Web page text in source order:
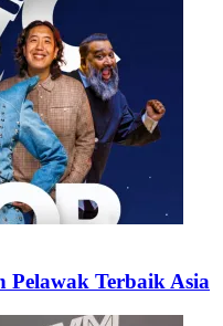
Terbaik Asia